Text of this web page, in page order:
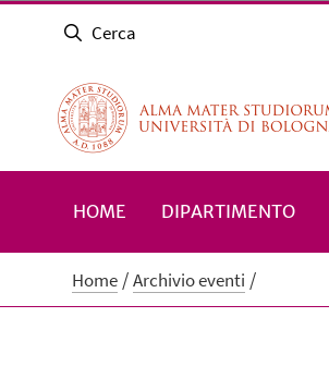
Cerca
HOME DIPARTIMENTO
Home Archivio eventi